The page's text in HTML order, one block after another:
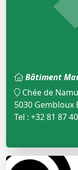
Bâtiment
Chée de
5030 Gembloux
Tel : +32 81 87